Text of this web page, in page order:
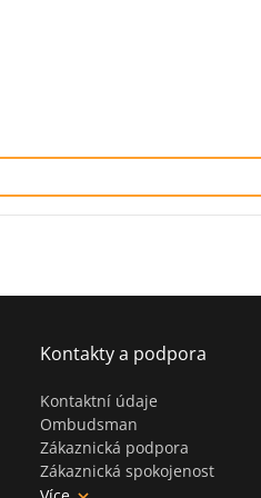
Kontakty a podpora
Kontaktní údaje
Ombudsman
Zákaznická podpora
Zákaznická spokojenost